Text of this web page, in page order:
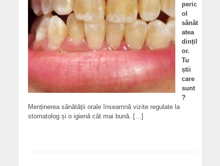
peric
ol
sănăt
atea
dințil
or.
Tu
știi
care
sunt
?
Menținerea sănătății orale înseamnă vizite regulate la
stomatolog și o igienă cât mai bună. […]